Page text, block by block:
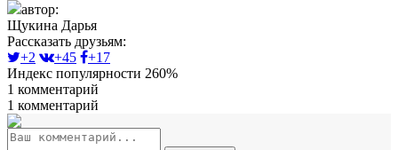
автор:
Щукина Дарья
Рассказать друзьям:
+2
+45
+17
Индекс популярности 260%
1 комментарий
1 комментарий